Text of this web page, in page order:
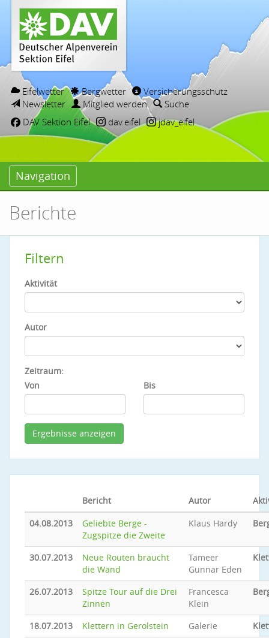
Eifelwetter Bergwetter
Versicherungsschutz
Newsletter
Mitglied werden
Suche
DAV Sektion Eifel
dav.eifel jdav_eifel
Navigation
Berichte
Filtern
Aktivität
Autor
Zeitraum:
Von
Bis
Bericht Autor
04.08.2013
Geliebte Berge -
Zugspitze die Zweite
Klaus Hardy
30.07.2013
Neue Routen braucht
die Wand
Tameer
Gunnar Eden
26.07.2013
Spitze Tour auf die Drei
Zinnen
Francesca
Klein
18.07.2013 Klettern in Gerolstein Galerie